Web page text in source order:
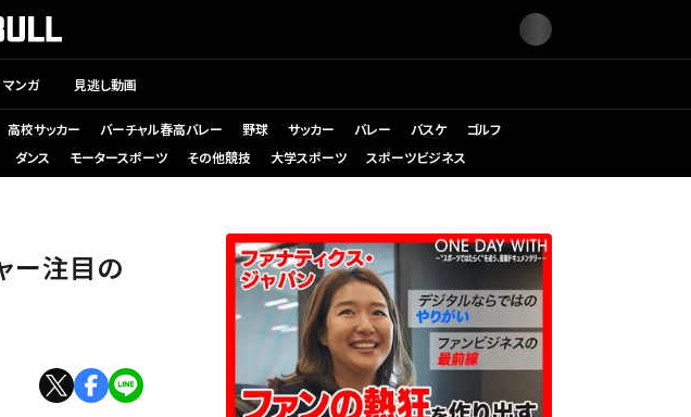
マンガ 見逃し動画
高校サッカー バーチャル春高バレー 野球 サッカー バレー バスケ
ゴルフ
ダンス モータースポーツ その他競技 大学スポーツ スポーツビジネス
ー注目の